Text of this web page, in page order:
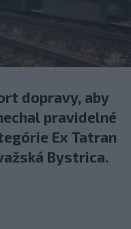
dopravy, aby
pravidelné
Ex Tatran
Bystrica.